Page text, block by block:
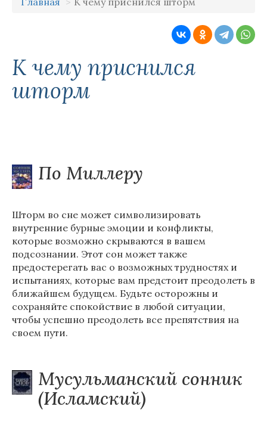
К чему приснился
шторм
По Миллеру
Шторм во сне может символизировать
внутренние бурные эмоции и конфликты,
которые возможно скрываются в вашем
подсознании. Этот сон может также
предостерегать вас о возможных трудностях и
испытаниях, которые вам предстоит преодолеть в
ближайшем будущем. Будьте осторожны и
сохраняйте спокойствие в любой ситуации,
чтобы успешно преодолеть все препятствия на
своем пути.
Мусульманский сонник
(Исламский)